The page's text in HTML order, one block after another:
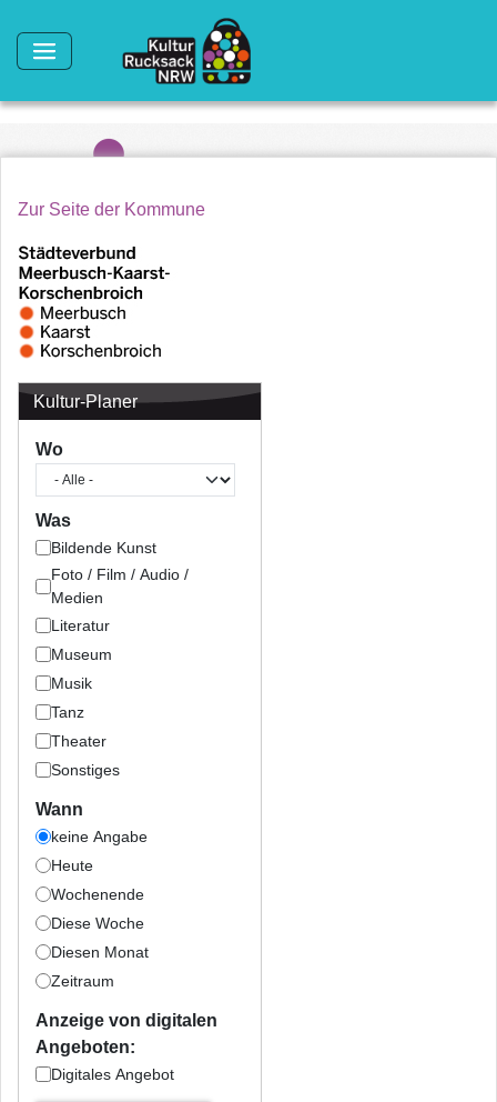
Zur Seite der Kommune
Kultur-Planer
Wo
Was
Bildende Kunst
Foto / Film / Audio /
Medien
Literatur
Museum
Musik
Tanz
Theater
Sonstiges
Wann
keine Angabe
Heute
Wochenende
Diese Woche
Diesen Monat
Zeitraum
Anzeige von digitalen
Angeboten:
Digitales Angebot